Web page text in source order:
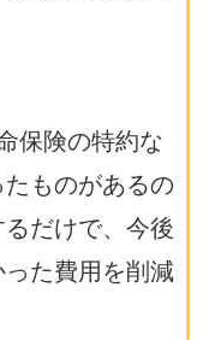
保険の特約な
ものがあるの
だけで、今後
た費用を削減